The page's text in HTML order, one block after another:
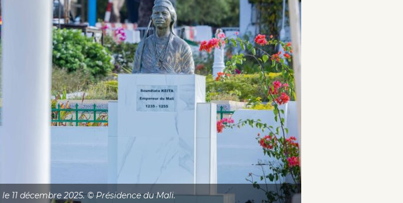
11 décembre 2025. © Présidence du Mali.